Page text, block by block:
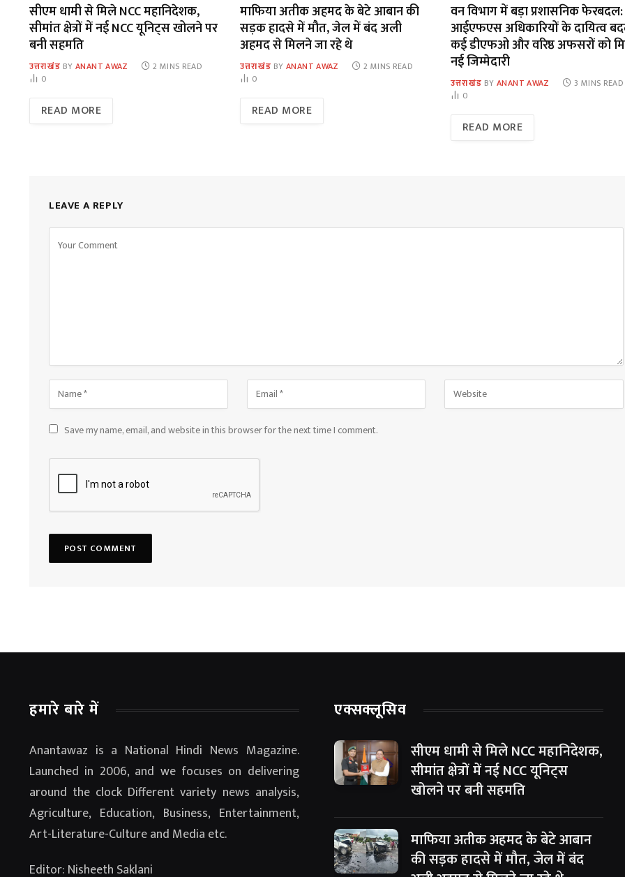
सीएम धामी से मिले NCC महानिदेशक,
सीमांत क्षेत्रों में नई NCC यूनिट्स खोलने पर
बनी सहमति
उत्तराखंड BY ANANT AWAZ
2 MINS READ
0
READ MORE
माफिया अतीक अहमद के बेटे आबान की
सड़क हादसे में मौत, जेल में बंद अली
अहमद से मिलने जा रहे थे
उत्तराखंड BY ANANT AWAZ
2 MINS READ
0
READ MORE
वन विभाग में बड़ा प्रशासनिक
आईएफएस अधिकारियों के दायित्व
कई डीएफओ और वरिष्ठ अफसरों को
नई जिम्मेदारी
उत्तराखंड BY ANANT AWAZ
3 MINS READ
0
READ MORE
LEAVE A REPLY
Save my name, email, and website in this browser for the next time I comment.
हमारे बारे में
Anantawaz is a National Hindi News Magazine.
Launched in 2006, and we focuses on delivering
around the clock Different variety news analysis,
Agriculture, Education, Business, Entertainment,
Art-Literature-Culture and Media etc.
Editor: Nisheeth Saklani
एक्सक्लूसिव
सीएम धामी से मिले NCC महानिदेशक,
सीमांत क्षेत्रों में नई NCC यूनिट्स
खोलने पर बनी सहमति
माफिया अतीक अहमद के बेटे आबान
की सड़क हादसे में मौत, जेल में बंद